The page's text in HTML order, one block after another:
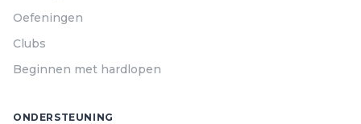
Oefeningen
Clubs
Beginnen met hardlopen
ONDERSTEUNING